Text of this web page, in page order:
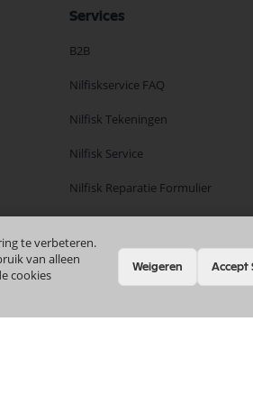
Services
B2B
Nilfiskservice FAQ
Nilfisk Tekeningen
Nilfisk Service
Nilfisk Reparatie Formulier
te verbeteren.
van alleen
cookies
Weigeren Accept